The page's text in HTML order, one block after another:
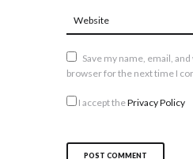
Save my name, email,
browser for the next time I
I accept thePrivacy Policy